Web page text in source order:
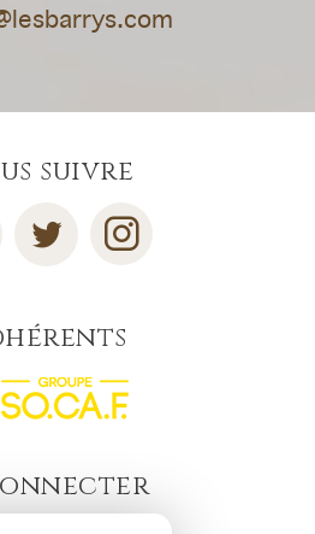
suivre